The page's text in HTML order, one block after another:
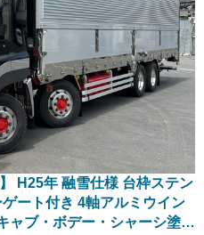
H25年 融雪仕様 台枠ステン
ート付き 4軸アルミウイン
ャブ・ボデー・シャーシ塗装